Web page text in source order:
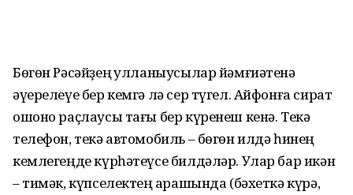
Бөгөн Рәсәйҙең ҡулланыусылар йәмғиәтенә
әүерелеүе бер кемгә лә сер түгел. Айфонға сират
ошоно раҫлаусы тағы бер күренеш кенә. Текә
телефон, текә автомобиль – бөгөн илдә һинең
кемлегеңде күрһәтеүсе билдәләр. Улар бар икән
– тимәк, күпселектең ҡарашында (бәхеткә күрә,